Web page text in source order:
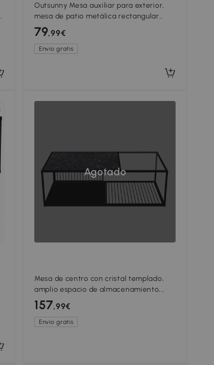
Outsunny Mesa auxiliar para exterior,
mesa de patio metálica rectangular
resistente a la intemperie con tablero
de lamas para exteriores
79,99€
Envío gratis
Agotado
Mesa de centro con cristal templado,
amplio espacio de almacenamiento,
110x48x35 cm, Negro
157,99€
Envío gratis